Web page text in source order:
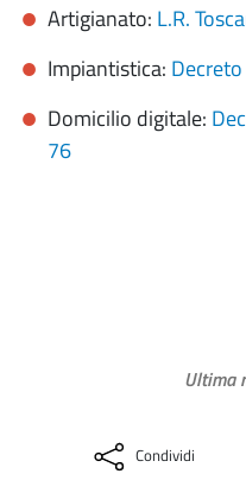
Artigianato: L.R.
Impiantistica:
Domicilio digitale:
76
Ultima
Condividi